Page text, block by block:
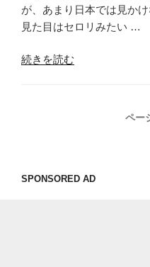
の
が、あまり日本では見か
見た目はセロリみたい …
“マ
っ
続きを読む
ビ
ペー
SPONSORED AD